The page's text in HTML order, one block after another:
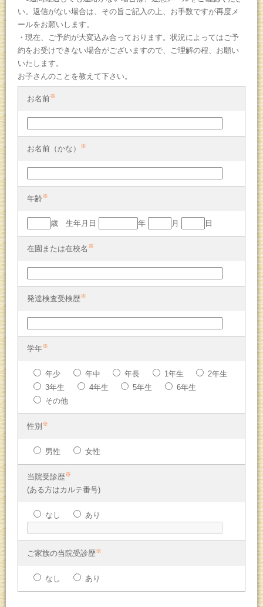
い。返信がない場合は、その旨ご記入の上、お手数ですが再度メ
ールをお願いします。
・現在、ご予約が大変込み合っております。状況によってはご予
約をお受けできない場合がございますので、ご理解の程、お願い
いたします。
お子さんのことを教えて下さい。
お名前※
お名前（かな） ※
年齢※
歳 生年月日 年 月 日
在園または在校名 ※
発達検査受検歴※
学年※
年少 年中 年長 1年生
2年生
3年生
4年生 5年生
6年生
その他
性別 ※
男性 女性
当院受診歴※
(ある方はカルテ番号)
なし あり
ご家族の当院受診歴※
なし あり